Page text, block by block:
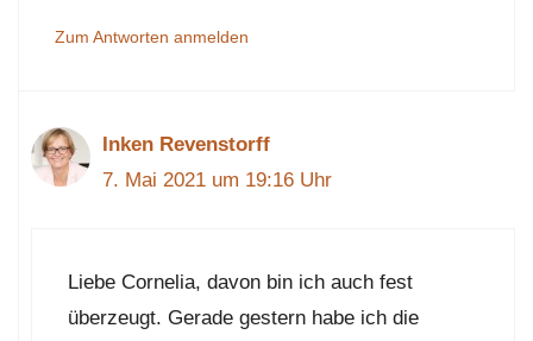
Zum Antworten anmelden
Inken Revenstorff
7. Mai 2021 um 19:16 Uhr
Liebe Cornelia, davon bin ich auch fest
überzeugt. Gerade gestern habe ich die